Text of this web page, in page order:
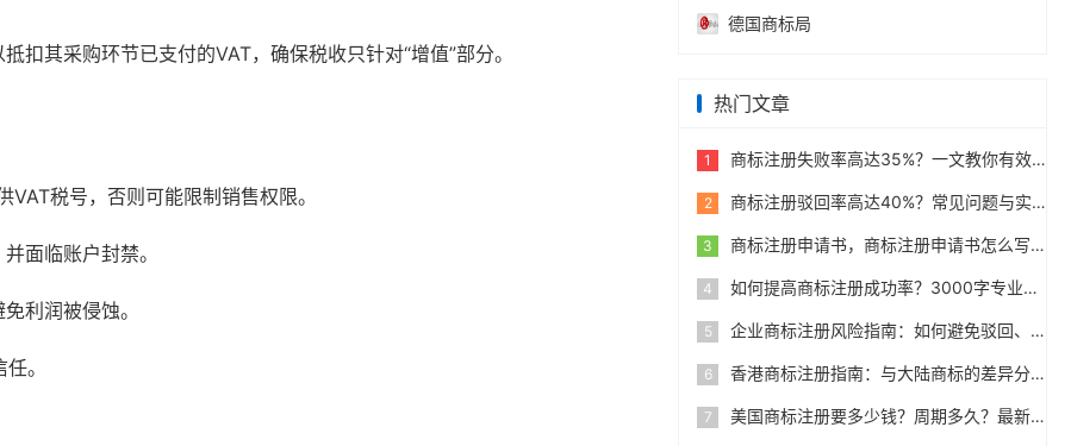
其采购环节已支付的VAT，确保税收只针对“增值”部分。
税号，否则可能限制销售权限。
面临账户封禁。
利润被侵蚀。
。
德国商标局
热门文章
1 商标注册失败率高达35%？一文教你有效规避
2 商标注册驳回率高达40%？常见问题与实用补救措施指南
3 商标注册申请书，商标注册申请书怎么写？标准格式与范例
4 如何提高商标注册成功率？3000字专业实战经验分享指南
5 企业商标注册风险指南：如何避免驳回、撤销与恶意抢注
6 香港商标注册指南：与大陆商标的差异分析
7 美国商标注册要多少钱？周期多久？最新完整操作手册